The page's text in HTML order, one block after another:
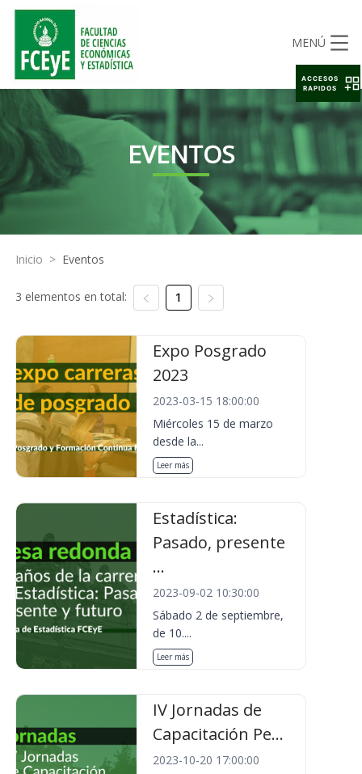
MENÚ
EVENTOS
Inicio > Eventos
3 elementos en total: 1
Expo Posgrado
2023
2023-03-15 18:00:00
Miércoles 15 de marzo
desde la...
Leer más
Estadística:
Pasado, presente
...
2023-09-02 10:30:00
Sábado 2 de septiembre,
de 10....
Leer más
IV Jornadas de
Capacitación Pe...
2023-10-20 17:00:00
ACCESOS
RAPIDOS